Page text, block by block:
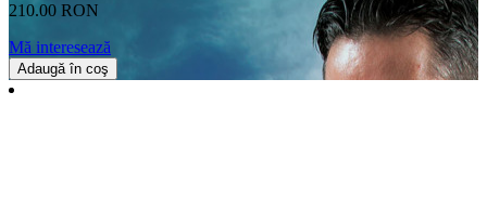
210.00 RON
Mă interesează
Adaugă în coş